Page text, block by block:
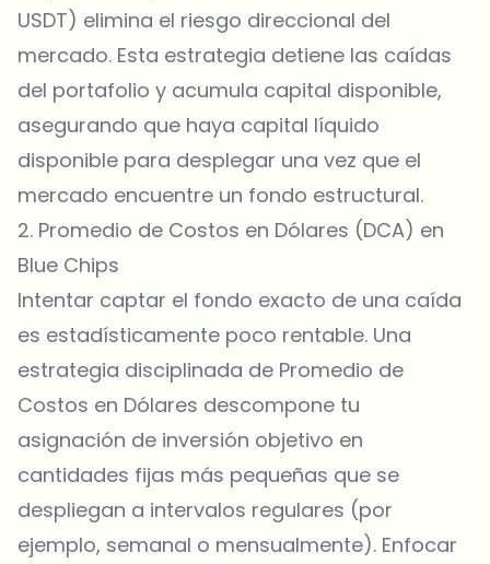
USDT) elimina el riesgo direccional del
mercado. Esta estrategia detiene las caídas
del portafolio y acumula capital disponible,
asegurando que haya capital líquido
disponible para desplegar una vez que el
mercado encuentre un fondo estructural.
2. Promedio de Costos en Dólares (DCA) en
Blue Chips
Intentar captar el fondo exacto de una caída
es estadísticamente poco rentable. Una
estrategia disciplinada de Promedio de
Costos en Dólares descompone tu
asignación de inversión objetivo en
cantidades fijas más pequeñas que se
despliegan a intervalos regulares (por
ejemplo, semanal o mensualmente). Enfocar